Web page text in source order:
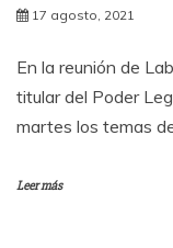
17 agosto, 2021
En la reunión de
titular del Poder
martes los temas
Leer más